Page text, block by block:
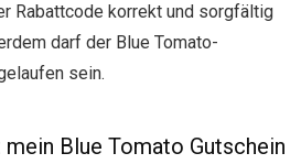
Rabattcode korrekt und sorgfältig
darf der Blue Tomato-
sein.
Blue Tomato Gutschein